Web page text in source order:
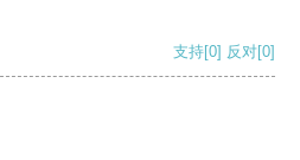
支持[0] 反对[0]